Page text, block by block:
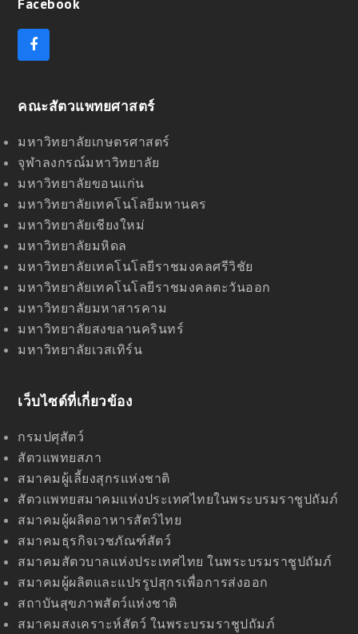
Facebook
F
a
b
o
k
คณะสัตวแพทยศาสตร์
มหาวิทยาลัยเกษตรศาสตร์
จุฬาลงกรณ์มหาวิทยาลัย
มหาวิทยาลัยขอนแก่น
มหาวิทยาลัยเทคโนโลยีมหานคร
มหาวิทยาลัยเชียงใหม่
มหาวิทยาลัยมหิดล
มหาวิทยาลัยเทคโนโลยีราชมงคลศรีวิชัย
มหาวิทยาลัยเทคโนโลยีราชมงคลตะวันออก
มหาวิทยาลัยมหาสารคาม
มหาวิทยาลัยสงขลานครินทร์
มหาวิทยาลัยเวสเทิร์น
เว็บไซด์ที่เกี่ยวข้อง
กรมปศุสัตว์
สัตวแพทยสภา
สมาคมผู้เลี้ยงสุกรแห่งชาติ
สัตวแพทยสมาคมแห่งประเทศไทยในพระบรมราชูปถัมภ์
สมาคมผู้ผลิตอาหารสัตว์ไทย
สมาคมธุรกิจเวชภัณฑ์สัตว์
สมาคมสัตวบาลแห่งประเทศไทย ในพระบรมราชูปถัมภ์
สมาคมผู้ผลิตและแปรรูปสุกรเพื่อการส่งออก
สถาบันสุขภาพสัตว์แห่งชาติ
สมาคมสงเคราะห์สัตว์ ในพระบรมราชูปถัมภ์